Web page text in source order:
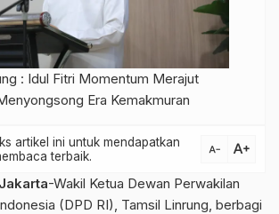
: Idul Fitri Momentum Merajut
Era Kemakmuran
artikel ini untuk mendapatkan
terbaik.
text_decrease text_increase
-Wakil Ketua Dewan Perwakilan
(DPD RI), Tamsil Linrung, berbagi